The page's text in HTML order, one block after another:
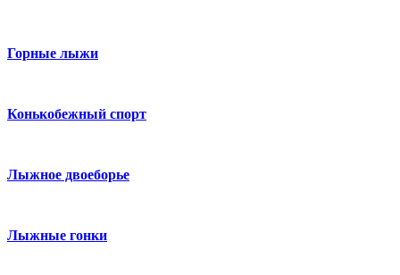
Горные лыжи
Конькобежный спорт
Лыжное двоеборье
Лыжные гонки